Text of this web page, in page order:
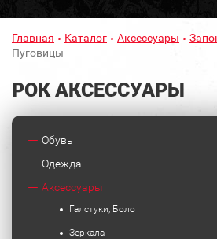
Главная Каталог Аксессуары
Пуговицы
РОК АКСЕССУАРЫ
Обувь
Одежда
Аксессуары
Галстуки, Боло
Зеркала